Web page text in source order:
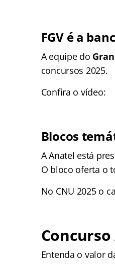
FGV é a
A equipe do Gran
concursos 2025.
Confira o vídeo:
Blocos
A Anatel está
O bloco oferta o
No CNU 2025 o
Entenda o valor